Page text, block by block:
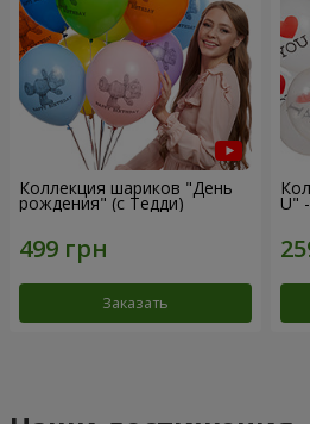
Коллекция шариков "День
рождения" (с Тедди)
Заказать
U"